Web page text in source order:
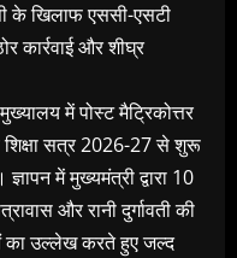
के खिलाफ एससी-एसटी
कार्रवाई और शीघ्र
में पोस्ट मैट्रिकोत्तर
शिक्षा सत्र 2026-27 से शुरू
में मुख्यमंत्री द्वारा 10
और रानी दुर्गावती की
का उल्लेख करते हुए जल्द